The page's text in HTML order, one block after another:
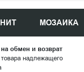
МОЗАИКА
обмен и возврат
товара надлежащего